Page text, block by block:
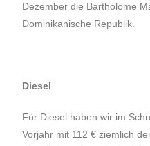
Dezember die Bartholome
Dominikanische Republik.
Diesel
Für Diesel haben wir im
Vorjahr mit 112 € ziemlich